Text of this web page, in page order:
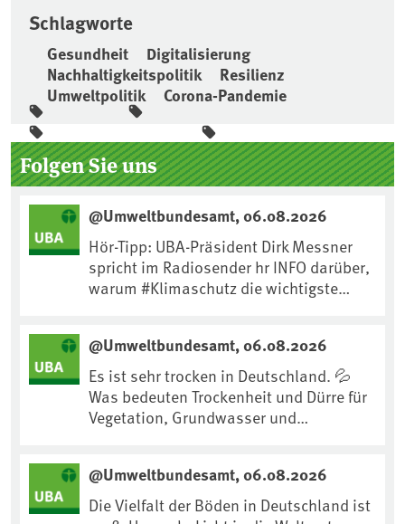
Schlagworte
Gesundheit
Digitalisierung
Nachhaltigkeitspolitik
Resilienz
Umweltpolitik
Corona-Pandemie
Seitenleiste
Folgen Sie uns
@Umweltbundesamt, 06.08.2026
Hör-Tipp: UBA-Präsident Dirk Messner
spricht im Radiosender hr INFO darüber,
warum #Klimaschutz die wichtigste
https://www.ardsounds.de/episode/urn
:ard:episode:0e7cf1c4b819c26d/
@Umweltbundesamt, 06.08.2026
Es ist sehr trocken in Deutschland. 💦
Was bedeuten Trockenheit und Dürre für
Vegetation, Grundwasser und
anpassen?🤔Antworten auf diese und
weitere Fragen auf unserer Webseite:
@Umweltbundesamt, 06.08.2026
Die Vielfalt der Böden in Deutschland ist